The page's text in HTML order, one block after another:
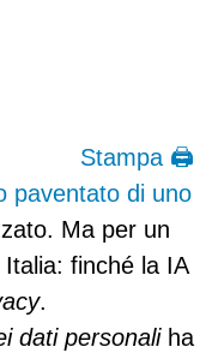
Stampa 🖨
paventato di uno
Ma per un
finché la IA
.
dati personaliha